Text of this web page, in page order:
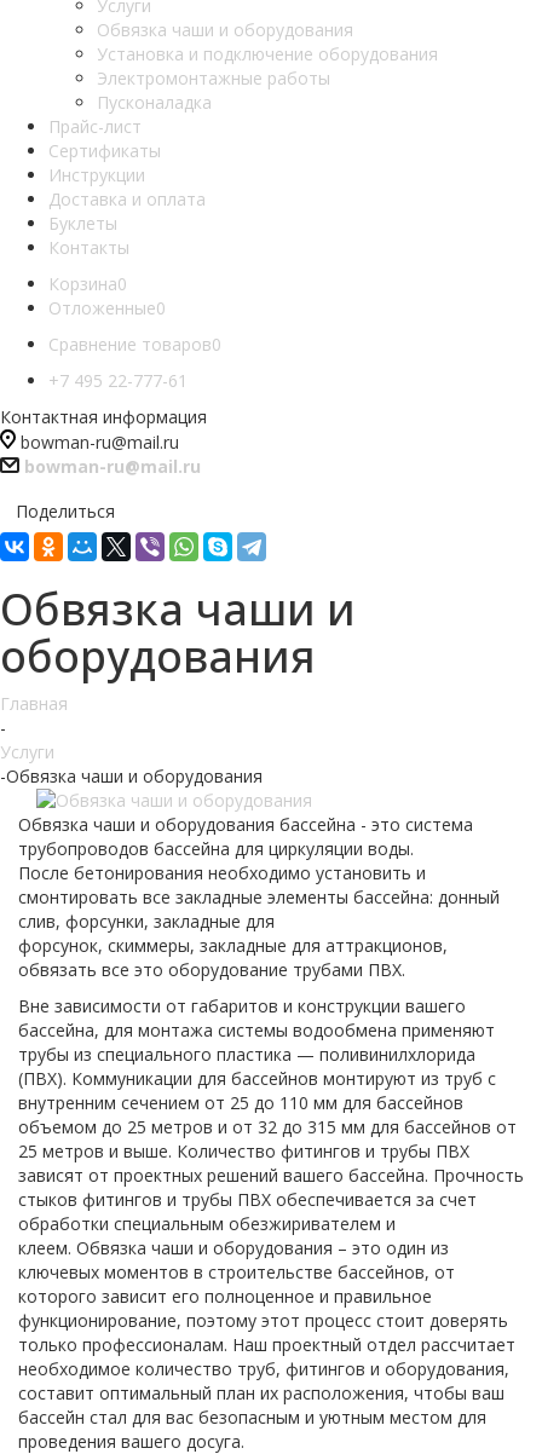
Услуги
Обвязка чаши и оборудования
Установка и подключение оборудования
Электромонтажные работы
Пусконаладка
Прайс-лист
Сертификаты
Инструкции
Доставка и оплата
Буклеты
Контакты
Корзина0
Отложенные0
Сравнение товаров0
+7 495 22-777-61
Контактная информация
bowman-ru@mail.ru
bowman-ru@mail.ru
Поделиться
Обвязка чаши и
оборудования
Главная
-
Услуги
-Обвязка чаши и оборудования
Обвязка чаши и оборудования бассейна - это система
трубопроводов бассейна для циркуляции воды.
После бетонирования необходимо установить и
смонтировать все закладные элементы бассейна: донный
слив, форсунки, закладные для
форсунок, скиммеры, закладные для аттракционов,
обвязать все это оборудование трубами ПВХ.
Вне зависимости от габаритов и конструкции вашего
бассейна, для монтажа системы водообмена применяют
трубы из специального пластика — поливинилхлорида
(ПВХ). Коммуникации для бассейнов монтируют из труб с
внутренним сечением от 25 до 110 мм для бассейнов
объемом до 25 метров и от 32 до 315 мм для бассейнов от
25 метров и выше. Количество фитингов и трубы ПВХ
зависят от проектных решений вашего бассейна. Прочность
стыков фитингов и трубы ПВХ обеспечивается за счет
обработки специальным обезжиривателем и
клеем. Обвязка чаши и оборудования – это один из
ключевых моментов в строительстве бассейнов, от
которого зависит его полноценное и правильное
функционирование, поэтому этот процесс стоит доверять
только профессионалам. Наш проектный отдел рассчитает
необходимое количество труб, фитингов и оборудования,
составит оптимальный план их расположения, чтобы ваш
бассейн стал для вас безопасным и уютным местом для
проведения вашего досуга.